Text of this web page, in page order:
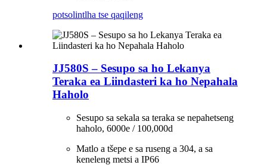
potsolintlha tse qaqileng
JJ580S – Sesupo sa ho Lekanya
Teraka ea Liindasteri ka ho Nepahala
Haholo
Sesupo sa sekala sa teraka se nepahetseng
haholo, 6000e / 100,000d
Matlo a tšepe e sa ruseng a 304, a sa
keneleng metsi a IP66